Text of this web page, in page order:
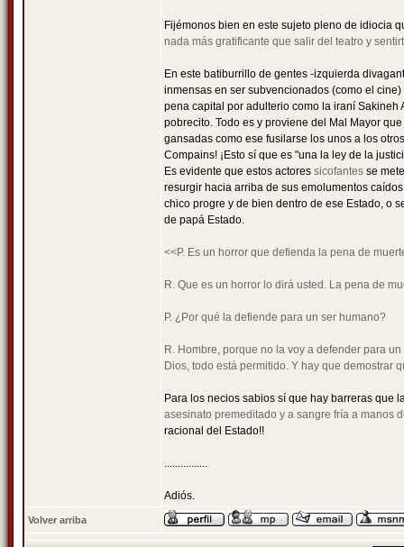
Fijémonos bien en este sujeto pleno de idiocia
nada más gratificante que salir del teatro y
En este batiburrillo de gentes -izquierda
inmensas en ser subvencionados (como el
pena capital por adulterio como la iraní
pobrecito. Todo es y proviene del Mal Mayor
gansadas como ese fusilarse los unos a los
Compains! ¡Esto sí que es "una la ley de la
Es evidente que estos actores sicofantes se
resurgir hacia arriba de sus emolumentos
chico progre y de bien dentro de ese Estado, o
de papá Estado.
<<P. Es un horror que defienda la pena de
R. Que es un horror lo dirá usted. La pena de
P. ¿Por qué la defiende para un ser humano?
R. Hombre, porque no la voy a defender para
Dios, todo está permitido. Y hay que demostrar
Para los necios sabios sí que hay barreras que
asesinato premeditado y a sangre fría a manos
racional del Estado!!
................
Adiós.
Volver arriba